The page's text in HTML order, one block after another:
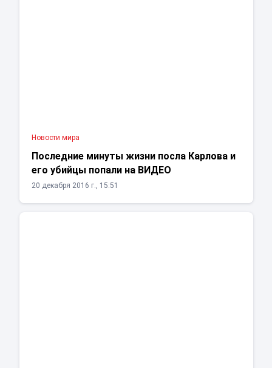
Новости мира
Последние минуты жизни посла Карлова и
его убийцы попали на ВИДЕО
20 декабря 2016 г., 15:51